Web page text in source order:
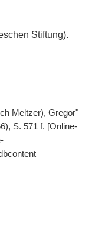
Stiftung).
Meltzer), Gregor"
S. 571 f. [Online-